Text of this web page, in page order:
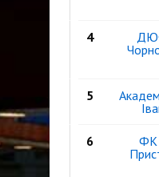
4
5
6
ФК